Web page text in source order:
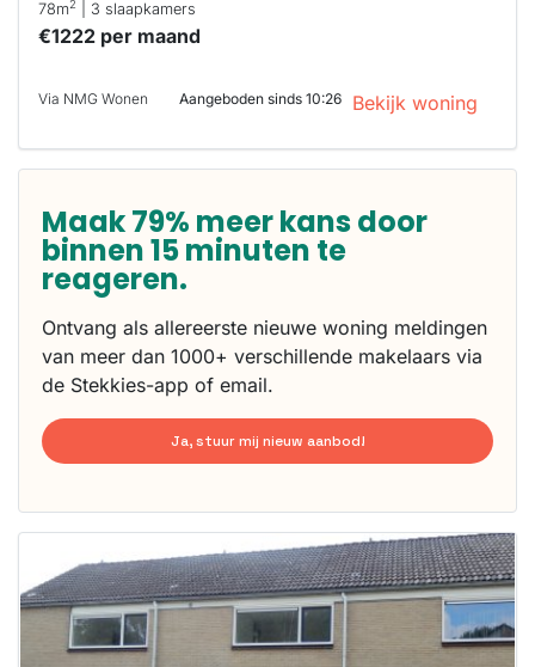
78m2 | 3 slaapkamers
€1222 per maand
Via NMG Wonen Aangeboden sinds 10:26 Bekijk woning
Maak 79% meer kans door
binnen 15 minuten te
reageren.
Ontvang als allereerste nieuwe woning meldingen
van meer dan 1000+ verschillende makelaars via
de Stekkies-app of email.
Ja, stuur mij nieuw aanbod!
Deze woning
is
waarschijnlijk
al verhuurd
Om kans te
maken moet je